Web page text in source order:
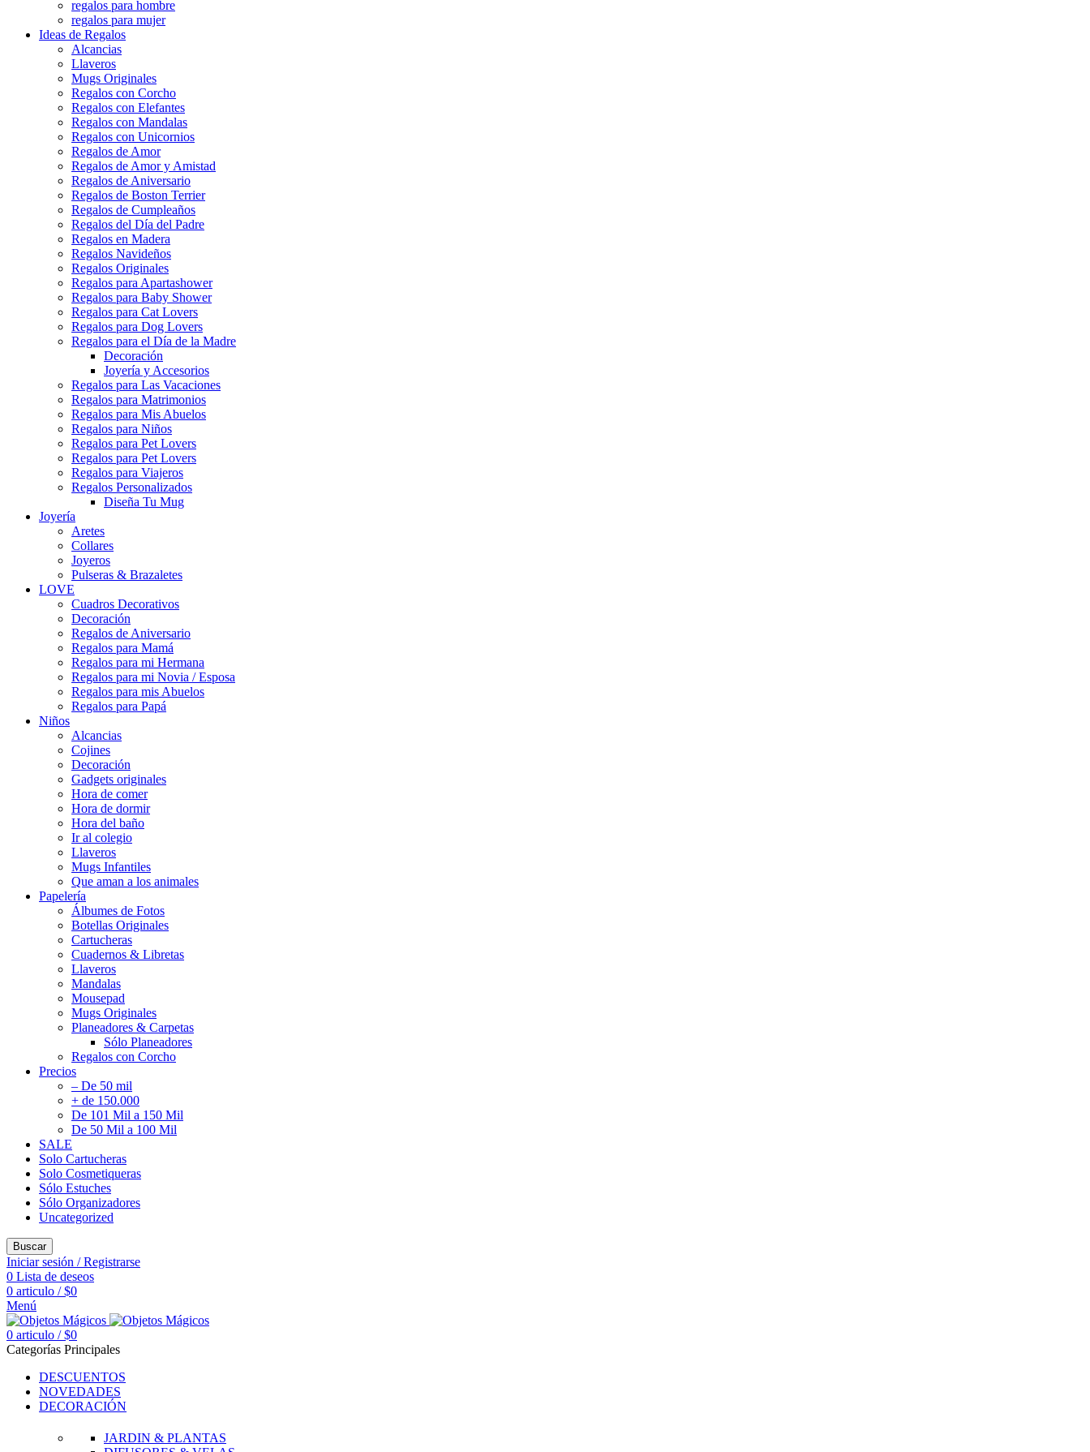
regalos para hombre
regalos para mujer
Ideas de Regalos
Alcancias
Llaveros
Mugs Originales
Regalos con Corcho
Regalos con Elefantes
Regalos con Mandalas
Regalos con Unicornios
Regalos de Amor
Regalos de Amor y Amistad
Regalos de Aniversario
Regalos de Boston Terrier
Regalos de Cumpleaños
Regalos del Día del Padre
Regalos en Madera
Regalos Navideños
Regalos Originales
Regalos para Apartashower
Regalos para Baby Shower
Regalos para Cat Lovers
Regalos para Dog Lovers
Regalos para el Día de la Madre
Decoración
Joyería y Accesorios
Regalos para Las Vacaciones
Regalos para Matrimonios
Regalos para Mis Abuelos
Regalos para Niños
Regalos para Pet Lovers
Regalos para Pet Lovers
Regalos para Viajeros
Regalos Personalizados
Diseña Tu Mug
Joyería
Aretes
Collares
Joyeros
Pulseras & Brazaletes
LOVE
Cuadros Decorativos
Decoración
Regalos de Aniversario
Regalos para Mamá
Regalos para mi Hermana
Regalos para mi Novia / Esposa
Regalos para mis Abuelos
Regalos para Papá
Niños
Alcancias
Cojines
Decoración
Gadgets originales
Hora de comer
Hora de dormir
Hora del baño
Ir al colegio
Llaveros
Mugs Infantiles
Que aman a los animales
Papelería
Álbumes de Fotos
Botellas Originales
Cartucheras
Cuadernos & Libretas
Llaveros
Mandalas
Mousepad
Mugs Originales
Planeadores & Carpetas
Sólo Planeadores
Regalos con Corcho
Precios
– De 50 mil
+ de 150.000
De 101 Mil a 150 Mil
De 50 Mil a 100 Mil
SALE
Solo Cartucheras
Solo Cosmetiqueras
Sólo Estuches
Sólo Organizadores
Uncategorized
Buscar
Iniciar sesión / Registrarse
0 Lista de deseos
0 articulo / $0
Menú
0 articulo / $0
Categorías Principales
DESCUENTOS
NOVEDADES
DECORACIÓN
JARDIN & PLANTAS